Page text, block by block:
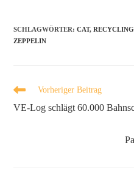
SCHLAGWÖRTER:CAT,
ZEPPELIN
Vorheriger Beitrag
VE-Log schlägt 60.000